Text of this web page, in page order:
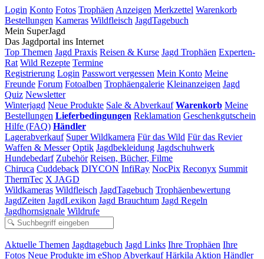
Login Konto Fotos Trophäen Anzeigen Merkzettel Warenkorb
Bestellungen Kameras Wildfleisch JagdTagebuch
Mein SuperJagd
Das Jagdportal ins Internet
Top Themen Jagd Praxis Reisen & Kurse Jagd Trophäen Experten-
Rat Wild Rezepte Termine
Registrierung Login Passwort vergessen Mein Konto Meine
Freunde Forum Fotoalben Trophäengalerie Kleinanzeigen Jagd
Quiz Newsletter
Winterjagd Neue Produkte Sale & Abverkauf Warenkorb Meine
Bestellungen Lieferbedingungen Reklamation Geschenkgutschein
Hilfe (FAQ) Händler
Lagerabverkauf Super Wildkamera Für das Wild Für das Revier
Waffen & Messer Optik Jagdbekleidung Jagdschuhwerk
Hundebedarf Zubehör Reisen, Bücher, Filme
Chiruca Cuddeback DIYCON InfiRay NocPix Reconyx Summit
ThermTec X JAGD
Wildkameras Wildfleisch JagdTagebuch Trophäenbewertung
JagdZeiten JagdLexikon Jagd Brauchtum Jagd Regeln
Jagdhornsignale Wildrufe
Aktuelle Themen Jagdtagebuch Jagd Links Ihre Trophäen Ihre
Fotos Neue Produkte im eShop Abverkauf Härkila Aktion Händler